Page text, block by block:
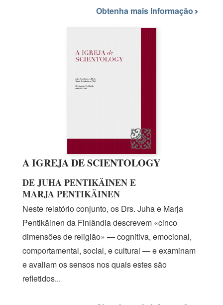
Obtenha mais Informação
A IGREJA DE SCIENTOLOGY
DE JUHA PENTIKÄINEN E
MARJA PENTIKÄINEN
Neste relatório conjunto, os Drs. Juhae Marja
Pentikäinen da Finlândia descrevem «cinco
dimensões de religião» — cognitiva, emocional,
comportamental, social, e cultural — e examinam
e avaliam os sensos nos quais estes são
refletidos...